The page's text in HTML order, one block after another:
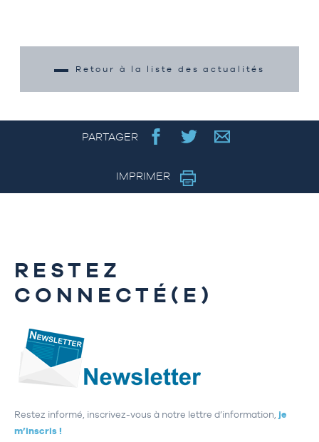
Retour à la liste des actualités
PARTAGER
IMPRIMER
RESTEZ
CONNECTÉ(E)
Restez informé, inscrivez-vous à notre lettre d’information, je
m’inscris !